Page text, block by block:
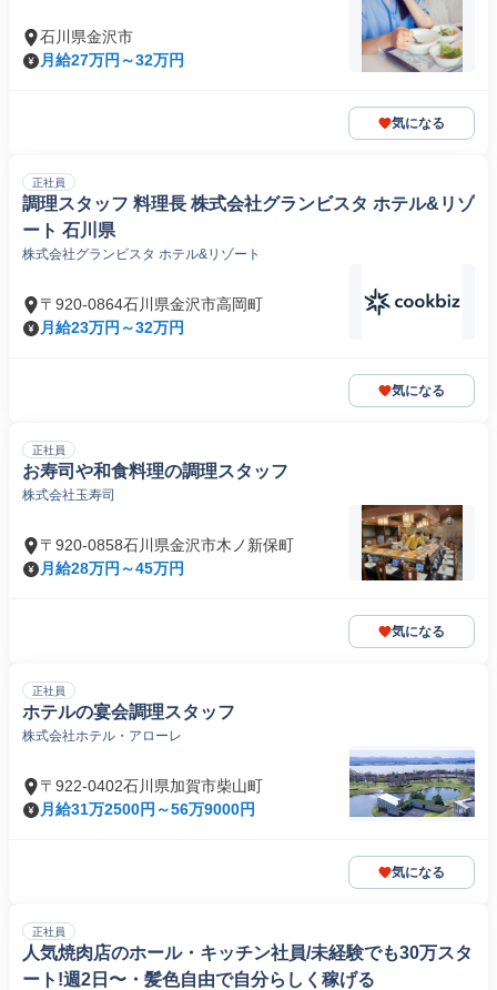
石川県金沢市
月給27万円～32万円
気になる
正社員
調理スタッフ 料理長 株式会社グランビスタ ホテル&リゾ
ート 石川県
株式会社グランビスタ ホテル&リゾート
〒920-0864石川県金沢市高岡町
月給23万円～32万円
気になる
正社員
お寿司や和食料理の調理スタッフ
株式会社玉寿司
〒920-0858石川県金沢市木ノ新保町
月給28万円～45万円
気になる
正社員
ホテルの宴会調理スタッフ
株式会社ホテル・アローレ
〒922-0402石川県加賀市柴山町
月給31万2500円～56万9000円
気になる
正社員
人気焼肉店のホール・キッチン社員/未経験でも30万スタ
ート!週2日〜・髪色自由で自分らしく稼げる